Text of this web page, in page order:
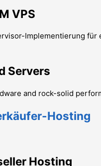
VPS
Implementierung
Servers
and rock-solid
Hosting
Hosting